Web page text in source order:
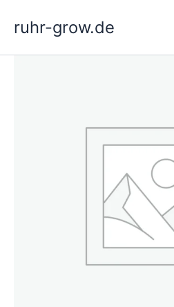
naar
inhoud
ruhr-grow.de